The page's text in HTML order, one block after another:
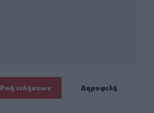
Ροή ειδήσεων Δημοφιλή